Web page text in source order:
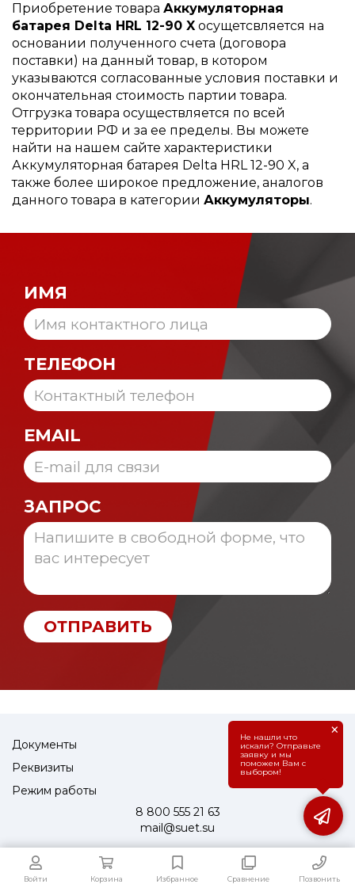
Войти Корзина Избранное Сравнение Позвонить
Приобретение товара Аккумуляторная
батарея Delta HRL 12-90 X осущетсвляется на
основании полученного счета (договора
поставки) на данный товар, в котором
указываются согласованные условия поставки и
окончательная стоимость партии товара.
Отгрузка товара осуществляется по всей
территории РФ и за ее пределы. Вы можете
найти на нашем сайте характеристики
Аккумуляторная батарея Delta HRL 12-90 X, а
также более широкое предложение, аналогов
данного товара в категории Аккумуляторы.
ИМЯ
ТЕЛЕФОН
EMAIL
ЗАПРОС
ОТПРАВИТЬ
Документы
Реквизиты
Режим работы
8 800 555 21 63
mail@suet.su
Не нашли что
искали? Отправьте
заявку и мы
поможем Вам с
выбором!
×